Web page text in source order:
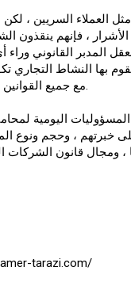
العملاء السريين ، لكن
، فإنهم ينقذون
العقل المدبر القانوني
بها النشاط التجاري
مع جميع القوانين واللوائح ذات الصلة.
اليومية
خبرتهم ، وحجم ونوع
tarazi.com/